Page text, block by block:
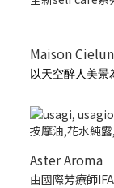
Maison
以天空醉人美
Aster Aroma
由國際芳療師